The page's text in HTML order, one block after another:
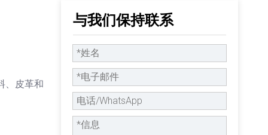
、皮革和
与我们保持联系